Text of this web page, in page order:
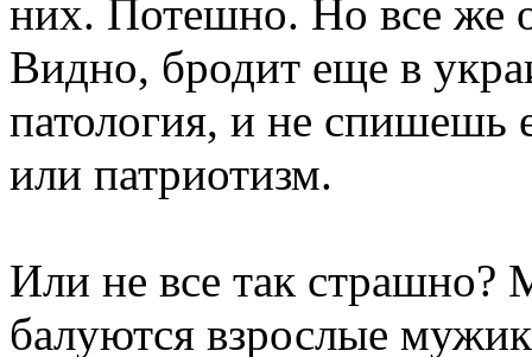
них. Потешно. Но все же
Видно, бродит еще в
патология, и не спишешь
или патриотизм.
Или не все так
балуются взрослые